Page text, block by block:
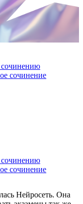
сочинению
сочинение
сочинению
сочинение
Нейросеть. Она